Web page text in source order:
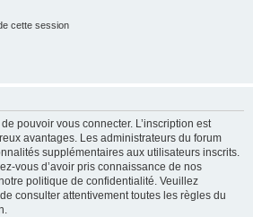
cette session
pouvoir vous connecter. L’inscription est
avantages. Les administrateurs du forum
supplémentaires aux utilisateurs inscrits.
vous d’avoir pris connaissance de nos
politique de confidentialité. Veuillez
consulter attentivement toutes les règles du